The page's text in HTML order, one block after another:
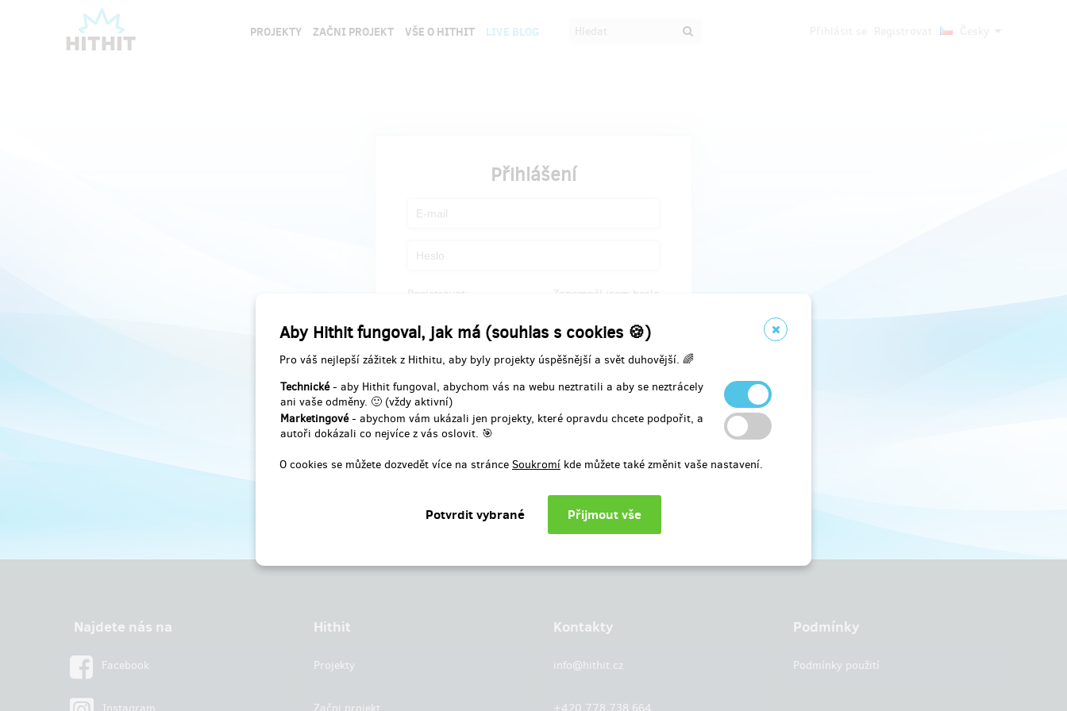
Aby Hithit fungoval, jak má (souhlas s cookies 🍪)
Pro váš nejlepší zážitek z Hithitu, aby byly projekty úspěšnější a svět duhovější. 🌈
Technické- aby Hithit fungoval, abychom vás na webu neztratili a aby se neztrácely
ani vaše odměny. 🙂 (vždy aktivní)
Marketingové- abychom vám ukázali jen projekty, které opravdu chcete podpořit, a
autoři dokázali co nejvíce z vás oslovit. 🎯
O cookies se můžete dozvedět více na stránce Soukromí kde můžete také změnit vaše nastavení.
PROJEKTY ZAČNI PROJEKT VŠE O HITHIT LIVE BLOG
Přihlášení
Registrovat Zapomněl jsem heslo
Najdete nás na
Facebook
Hithit
Projekty
Kontakty
info@hithit.cz
Podmínky
Podmínky použití